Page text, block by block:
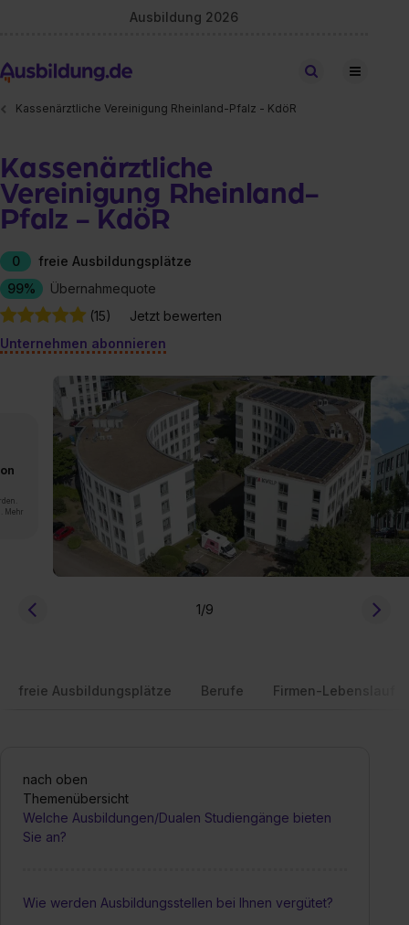
Ausbildung 2026
Stellen finden
Kassenärztliche Vereinigung Rheinland-Pfalz - KdöR
Kassenärztliche
Vereinigung Rheinland-
Pfalz - KdöR
0
freie Ausbildungsplätze
99%
Übernahmequote
(15)
Jetzt bewerten
Unternehmen abonnieren
Mehr
1/9
freie Ausbildungsplätze Berufe Firmen-Lebenslauf
nach oben
Themenübersicht
Welche Ausbildungen/Dualen Studiengänge bieten
Sie an?
Wie werden Ausbildungsstellen bei Ihnen vergütet?